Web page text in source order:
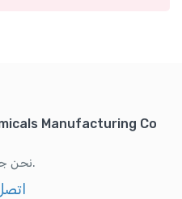
Manufacturing Co
نحن جاهزون 24/7 لأسئلتك.